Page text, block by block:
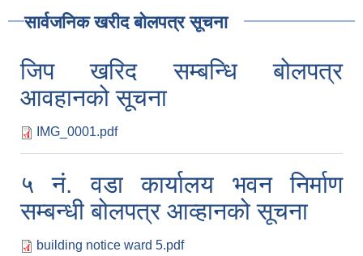
सार्वजनिक खरीद बोलपत्र सूचना
जिप खरिद सम्बन्धि बोलपत्र
आवहानको सूचना
IMG_0001.pdf
५ नं. वडा कार्यालय भवन निर्माण
सम्बन्धी बोलपत्र आव्हानको सूचना
building notice ward 5.pdf